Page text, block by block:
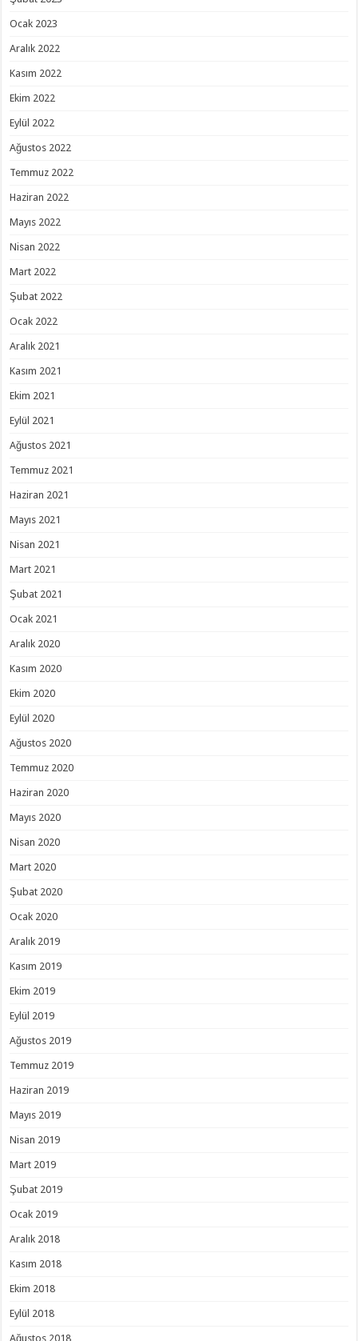
Ocak 2023
Aralık 2022
Kasım 2022
Ekim 2022
Eylül 2022
Ağustos 2022
Temmuz 2022
Haziran 2022
Mayıs 2022
Nisan 2022
Mart 2022
Şubat 2022
Ocak 2022
Aralık 2021
Kasım 2021
Ekim 2021
Eylül 2021
Ağustos 2021
Temmuz 2021
Haziran 2021
Mayıs 2021
Nisan 2021
Mart 2021
Şubat 2021
Ocak 2021
Aralık 2020
Kasım 2020
Ekim 2020
Eylül 2020
Ağustos 2020
Temmuz 2020
Haziran 2020
Mayıs 2020
Nisan 2020
Mart 2020
Şubat 2020
Ocak 2020
Aralık 2019
Kasım 2019
Ekim 2019
Eylül 2019
Ağustos 2019
Temmuz 2019
Haziran 2019
Mayıs 2019
Nisan 2019
Mart 2019
Şubat 2019
Ocak 2019
Aralık 2018
Kasım 2018
Ekim 2018
Eylül 2018
Ağustos 2018